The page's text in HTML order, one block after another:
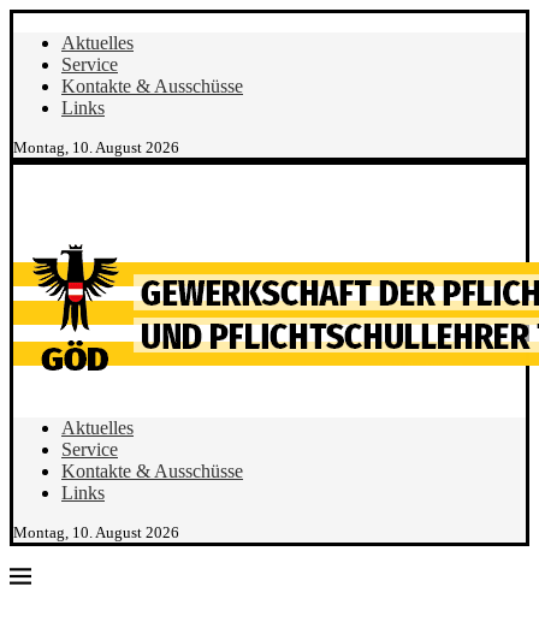
Aktuelles
Service
Kontakte & Ausschüsse
Links
Montag, 10. August 2026
Aktuelles
Service
Kontakte & Ausschüsse
Links
Montag, 10. August 2026